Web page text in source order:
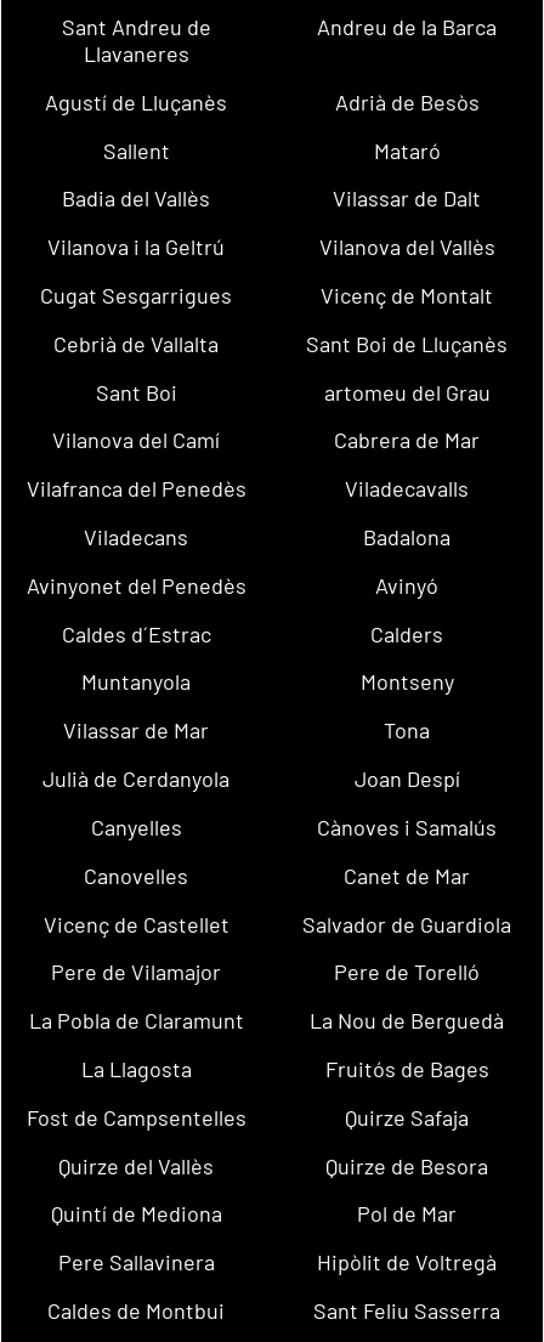
Sant Andreu de
Llavaneres
Andreu de la Barca
Agustí de Lluçanès
Adrià de Besòs
Sallent
Mataró
Badia del Vallès
Vilassar de Dalt
Vilanova i la Geltrú
Vilanova del Vallès
Cugat Sesgarrigues
Vicenç de Montalt
Cebrià de Vallalta
Sant Boi de Lluçanès
Sant Boi
artomeu del Grau
Vilanova del Camí
Cabrera de Mar
Vilafranca del Penedès
Viladecavalls
Viladecans
Badalona
Avinyonet del Penedès
Avinyó
Caldes d´Estrac
Calders
Muntanyola
Montseny
Vilassar de Mar
Tona
Julià de Cerdanyola
Joan Despí
Canyelles
Cànoves i Samalús
Canovelles
Canet de Mar
Vicenç de Castellet
Salvador de Guardiola
Pere de Vilamajor
Pere de Torelló
La Pobla de Claramunt
La Nou de Berguedà
La Llagosta
Fruitós de Bages
Fost de Campsentelles
Quirze Safaja
Quirze del Vallès
Quirze de Besora
Quintí de Mediona
Pol de Mar
Pere Sallavinera
Hipòlit de Voltregà
Caldes de Montbui
Sant Feliu Sasserra